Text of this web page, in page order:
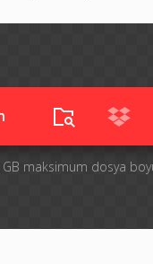
GB maksimum dosya